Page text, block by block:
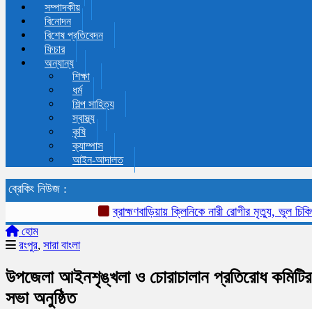
সম্পাদকীয়
বিনোদন
বিশেষ প্রতিবেদন
ফিচার
অন্যান্য
শিক্ষা
ধর্ম
শিল্প সাহিত্য
স্বাস্থ্য
কৃষি
ক্যাম্পাস
আইন-আদালত
ব্রেকিং নিউজ :
ব্রাহ্মণবাড়িয়ায় ক্লিনিকে নারী রোগীর মৃত্যু, ভুল
হোম
রংপুর, সারা বাংলা
উপজেলা আইনশৃঙ্খলা ও চোরাচালান প্রতিরোধ কমিটির
সভা অনুষ্ঠিত